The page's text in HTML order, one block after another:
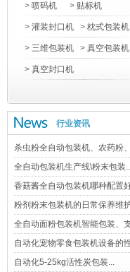
> 喷码机 > 贴标机
> 灌装封口机 > 枕式包装机
> 三维包装机 > 真空包装机
> 真空封口机
行业资讯